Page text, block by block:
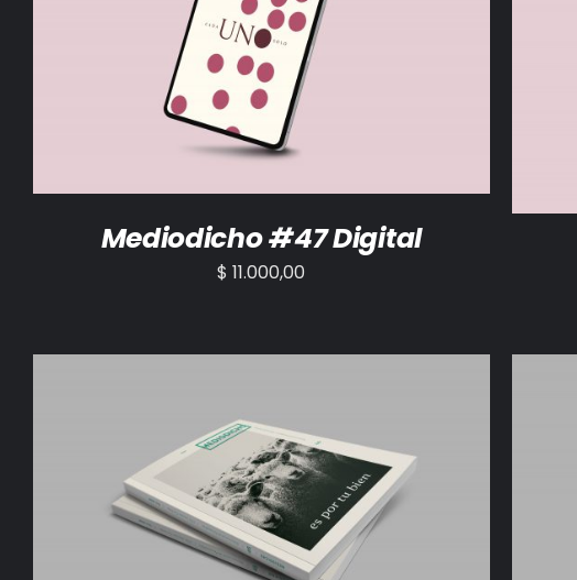
AÑADIR AL CARRITO /
Mediodicho #47 Digital
$ 11.000,00
AÑADIR AL CARRITO DETALLES